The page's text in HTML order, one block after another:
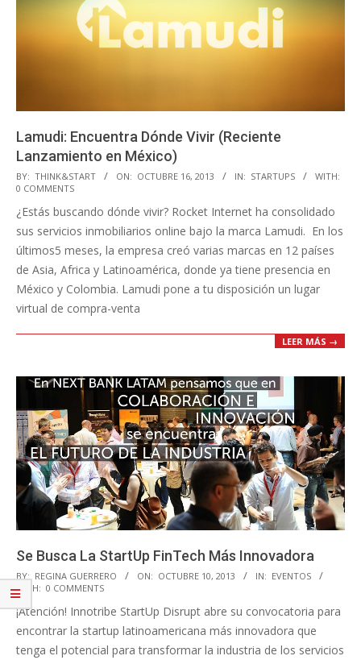
Lamudi: Encuentra Dónde Vivir (Reciente
Lanzamiento en México)
2013-
10-
16
BY: THINK&START ON: OCTUBRE 16, 2013 IN: STARTUPS
WITH:
0 COMMENTS
¿Estás buscando dónde vivir? Rocket Internet ha consolidado
sus servicios inmobiliarios online bajo la marca Lamudi. En los
últimos5 meses, la empresa creó varias marcas en 12 países
de Asia, Africa y Latinoamérica, donde ya tiene presencia en
México y Colombia. Lamudi pone a tu disposición un lugar
virtual de compra-venta
LEER MÁS →
Se Busca La StartUp FinTech Más Innovadora
2013-
10-
10
BY: REGINA GUERRERO ON: OCTUBRE 10, 2013 IN: EVENTOS
WITH: 0 COMMENTS
¡Atención! Innotribe StartUp Disrupt abre su convocatoria para
encontrar la startup latinoamericana más innovadora que
tenga el potencial para transformar la industria de los servicios